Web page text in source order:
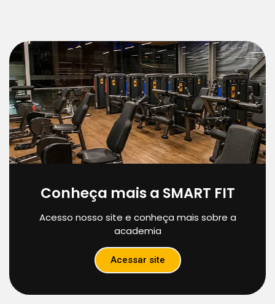
Conheça mais a SMART FIT
Acesso nosso site e conheça mais sobre a
academia
Acessar site